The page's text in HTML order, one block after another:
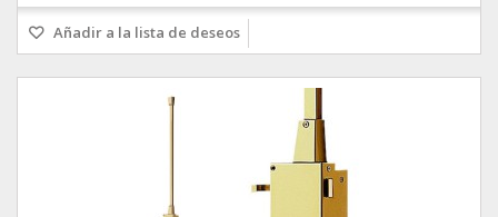
Añadir a la lista de deseos